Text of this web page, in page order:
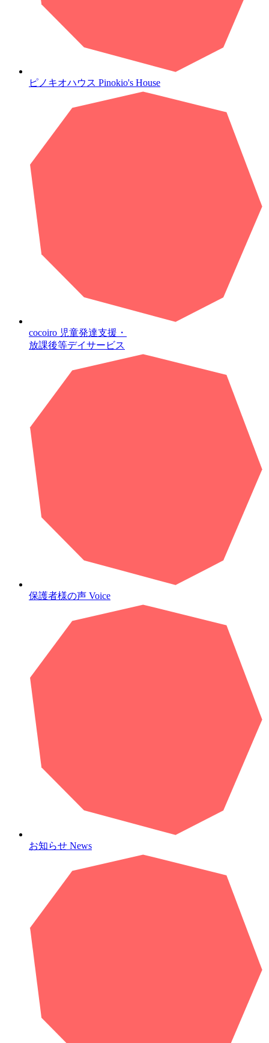
ピノキオハウス Pinokio's House
cocoiro 児童発達支援・
放課後等デイサービス
保護者様の声 Voice
お知らせ News